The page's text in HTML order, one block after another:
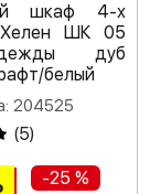
шкаф 4-х
ШК 05
дуб
белый
204525
(5)
-25 %